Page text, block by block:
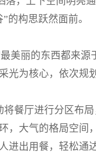
的构思跃然面前。
美丽的东西都来源
光为核心，依次规
将餐厅进行分区布
，大气的格局空间
进出用餐，轻松通